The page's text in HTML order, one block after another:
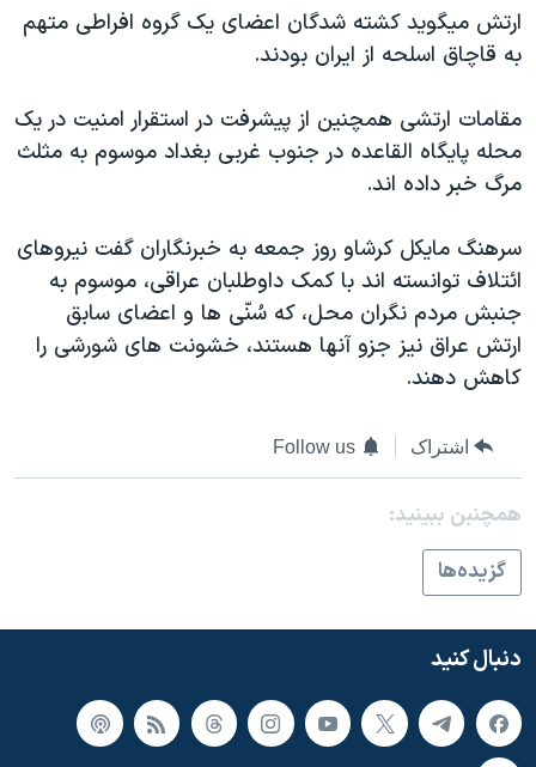
ارتش ميگويد کشته شدگان اعضای يک گروه افراطی متهم
به قاچاق اسلحه از ايران بودند.
مقامات ارتشی همچنين از پيشرفت در استقرار امنيت در يک
محله پايگاه القاعده در جنوب غربی بغداد موسوم به مثلث
مرگ خبر داده اند.
سرهنگ مايکل کرشاو روز جمعه به خبرنگاران گفت نيروهای
ائتلاف توانسته اند با کمک داوطلبان عراقی، موسوم به
جنبش مردم نگران محل، که سُنّی ها و اعضای سابق
ارتش عراق نيز جزو آنها هستند، خشونت های شورشی را
کاهش دهند.
اشتراک Follow us
همچنبن ببینید:
گزيده‌ها
دنبال کنید